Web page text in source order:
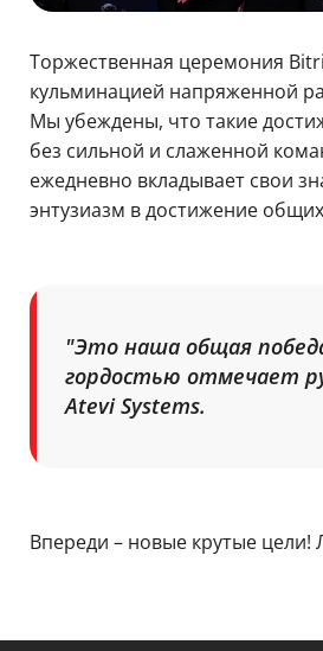
Торжественная церемония
кульминацией напряженной
Мы убеждены, что такие
без сильной и слаженной
ежедневно вкладывает свои
энтузиазм в достижение
"Это наша общая
гордостью отмечает
Atevi Systems.
Впереди – новые крутые цели!